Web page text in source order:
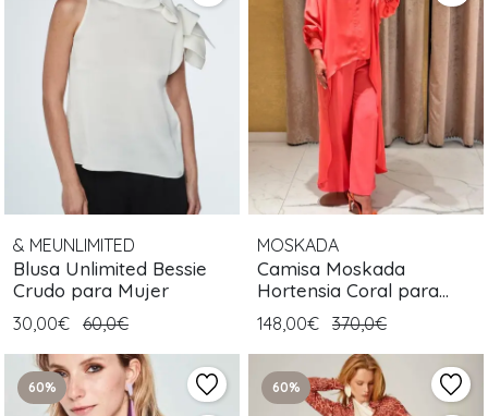
& MEUNLIMITED
Blusa Unlimited Bessie
Crudo para Mujer
30,00€ 60,0€
MOSKADA
Camisa Moskada
Hortensia Coral para
Mujer
148,00€ 370,0€
60% 60%